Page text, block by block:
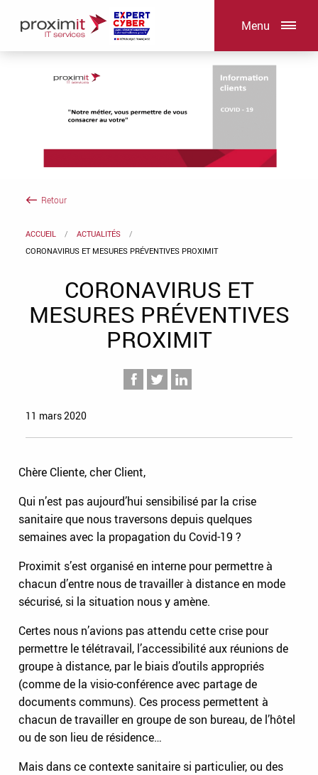
Menu
Retour
ACCUEIL
ACTUALITÉS
CORONAVIRUS ET MESURES PRÉVENTIVES PROXIMIT
CORONAVIRUS ET
MESURES PRÉVENTIVES
PROXIMIT
11 mars 2020
Chère Cliente, cher Client,
Qui n’est pas aujourd’hui sensibilisé par la crise
sanitaire que nous traversons depuis quelques
semaines avec la propagation du Covid-19 ?
Proximit s’est organisé en interne pour permettre à
chacun d’entre nous de travailler à distance en mode
sécurisé, si la situation nous y amène.
Certes nous n’avions pas attendu cette crise pour
permettre le télétravail, l’accessibilité aux réunions de
groupe à distance, par le biais d’outils appropriés
(comme de la visio-conférence avec partage de
documents communs). Ces process permettent à
chacun de travailler en groupe de son bureau, de l’hôtel
ou de son lieu de résidence…
Mais dans ce contexte sanitaire si particulier, ou des